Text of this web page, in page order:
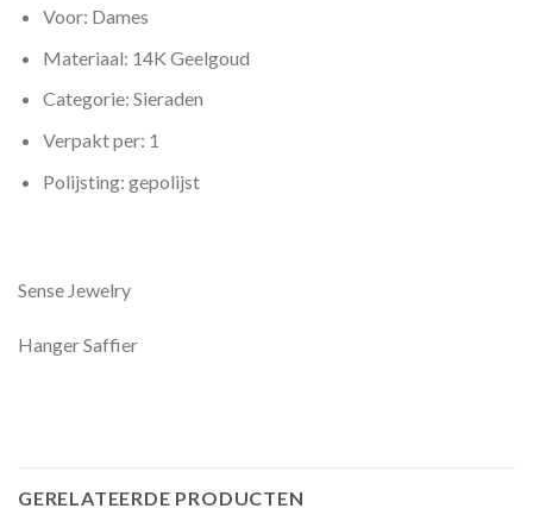
Voor: Dames
Materiaal: 14K Geelgoud
Categorie: Sieraden
Verpakt per: 1
Polijsting: gepolijst
Sense Jewelry
Hanger Saffier
GERELATEERDE PRODUCTEN